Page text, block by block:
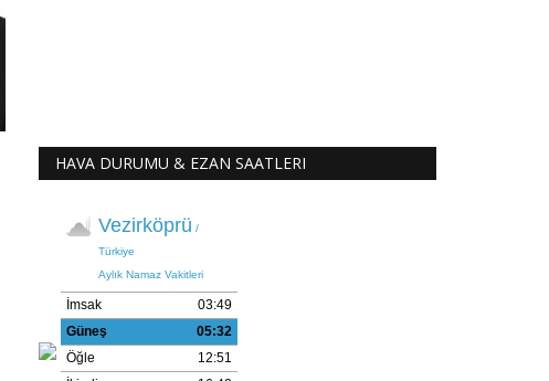
HAVA DURUMU & EZAN SAATLERI